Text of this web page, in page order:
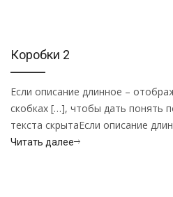
Коробки 2
Если описание длинное –
скобках […], чтобы дать понять
текста скрытаЕсли описание
Читать далее